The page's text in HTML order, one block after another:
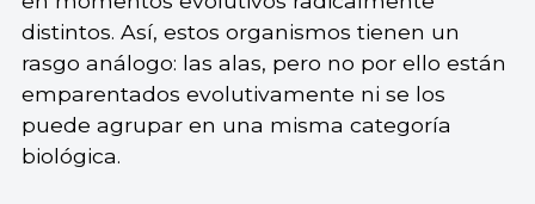
distintos. Así, estos organismos tienen un
rasgo análogo: las alas, pero no por ello están
emparentados evolutivamente ni se los
puede agrupar en una misma categoría
biológica.